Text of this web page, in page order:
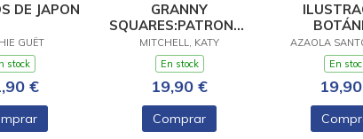
DE JAPON
GUËT
stock
€
GRANNY
SQUARES:PATRONES
GANCHILLO
CLASICOS Y
MODERNOS
MITCHELL, KATY
En stock
19,90 €
Comprar
AZAOLA
En